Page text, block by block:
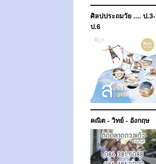
ศิลปประถมวัย .... ป.3-
ป.6
คณิต - วิทย์ - อังกฤษ